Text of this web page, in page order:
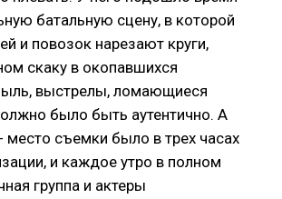
батальную сцену, в которой
и повозок нарезают круги,
скаку в окопавшихся
выстрелы, ломающиеся
было быть аутентично. А
место съемки было в трех часах
и каждое утро в полном
группа и актеры